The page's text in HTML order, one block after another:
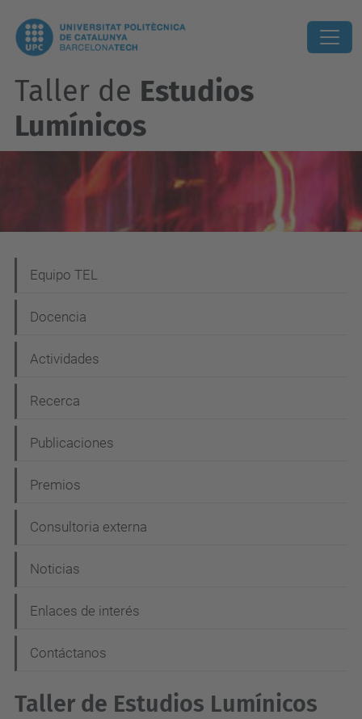
Taller de Estudios
Lumínicos
a
v
g
a
i
ó
Equipo TEL
Docencia
Actividades
Recerca
Publicaciones
Premios
Consultoria externa
Noticias
Enlaces de interés
Contáctanos
Taller de Estudios Lumínicos